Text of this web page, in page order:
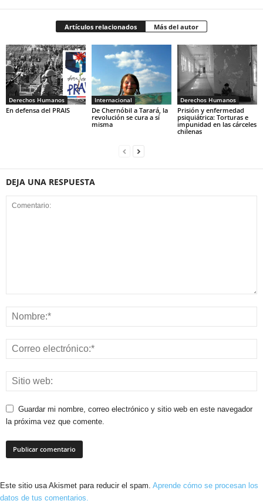
Artículos relacionados Más del autor
Derechos Humanos
En defensa del PRAIS
Internacional
De Chernóbil a Tarará, la
revolución se cura a sí
misma
Derechos Humanos
Prisión y enfermedad
psiquiátrica: Torturas e
impunidad en las cárceles
chilenas
DEJA UNA RESPUESTA
Guardar mi nombre, correo electrónico y sitio web en este navegador
la próxima vez que comente.
Este sitio usa Akismet para reducir el spam. Aprende cómo se procesan los
datos de tus comentarios.